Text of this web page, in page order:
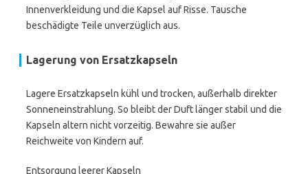
Innenverkleidung und die Kapsel auf Risse. Tausche
beschädigte Teile unverzüglich aus.
Lagerung von Ersatzkapseln
Lagere Ersatzkapseln kühl und trocken, außerhalb direkter
Sonneneinstrahlung. So bleibt der Duft länger stabil und die
Kapseln altern nicht vorzeitig. Bewahre sie außer
Reichweite von Kindern auf.
Entsorgung leerer Kapseln